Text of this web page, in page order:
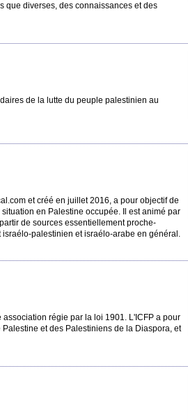
que diverses, des connaissances et des
de la lutte du peuple palestinien au
et créé en juillet 2016, a pour objectif de
en Palestine occupée. Il est animé par
de sources essentiellement proche-
palestinien et israélo-arabe en général.
association régie par la loi 1901. L'ICFP a pour
et des Palestiniens de la Diaspora, et